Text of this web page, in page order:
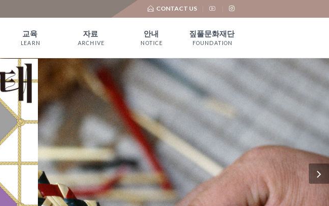
CONTACT US
교육
LEARN
짚풀 프로그램
체험예약
예약확인
자료
ARCHIVE
소장품
서 적
안내
NOTICE
공지사항
언론보도
대 관
유물기증
짚풀문화재단
FOUNDATION
재단 소개
기부금 모금 및
활용실적